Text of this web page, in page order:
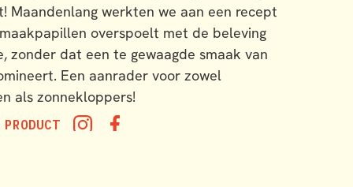
Maandenlang werkten we aan een recept
overspoelt met de beleving
zonder dat een te gewaagde smaak van
Een aanrader voor zowel
als zonnekloppers!